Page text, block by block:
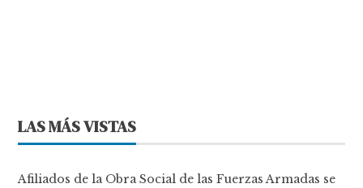
LAS MÁS VISTAS
Afiliados de la Obra Social de las Fuerzas Armadas se